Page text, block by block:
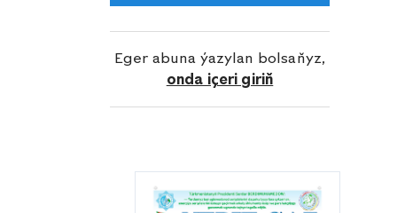
taýýarlykly gelen bu döwrebap kärhana
boýunça şu ýylyň geçen döwründe göz
öňünde tutulan meýilnama 125
göterim berjaý edildi.
şahsy hojalyklaryny tebigy gazyň
üznüksiz akymy bilen ygtybarly üpjün
Eger abuna ýazylan bolsaňyz,
onda içeri giriň